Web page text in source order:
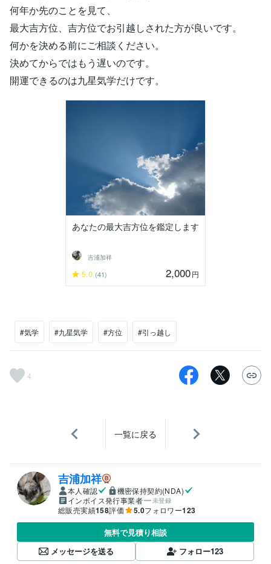
何年か先のことを見て、
最大吉方位、吉方位でお引越しされた方が良いです。
何かを決める前にご相談ください。
決めてからではもう遅いのです。
開運できるのは九星気学だけです。
あなたの最大吉方位を鑑定します
吉浦加祥
5.0 (41) 2,000円
#気学 #九星気学 #方位 #引っ越し
4
一覧に戻る
吉浦加祥
本人確認
機密保持契約(NDA)
インボイス発行事業者
未登録
総販売実績158評価 5.0フォロワー123
無料で見積り相談
メッセージを送る
フォロー123